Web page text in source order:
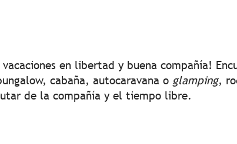
aux
en libertad y buena compañía!
cabaña, autocaravana o glamping,
de la compañía y el tiempo libre.